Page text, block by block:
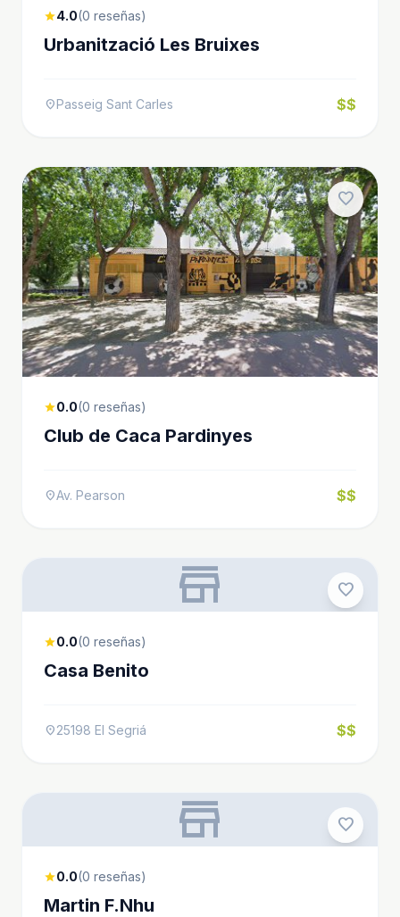
star4.0(0 reseñas)
Urbanització Les Bruixes
location_on Passeig Sant Carles $$
favorite
star0.0(0 reseñas)
Club de Caca Pardinyes
location_onAv. Pearson $$
favorite
store
star0.0(0 reseñas)
Casa Benito
location_on25198 El Segriá $$
favorite
store
star0.0(0 reseñas)
Martin F.Nhu